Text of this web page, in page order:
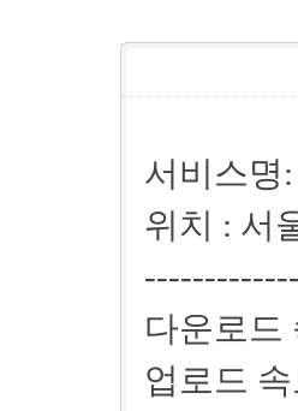
서비스명
위치 : 서
다운로드
업로드 속